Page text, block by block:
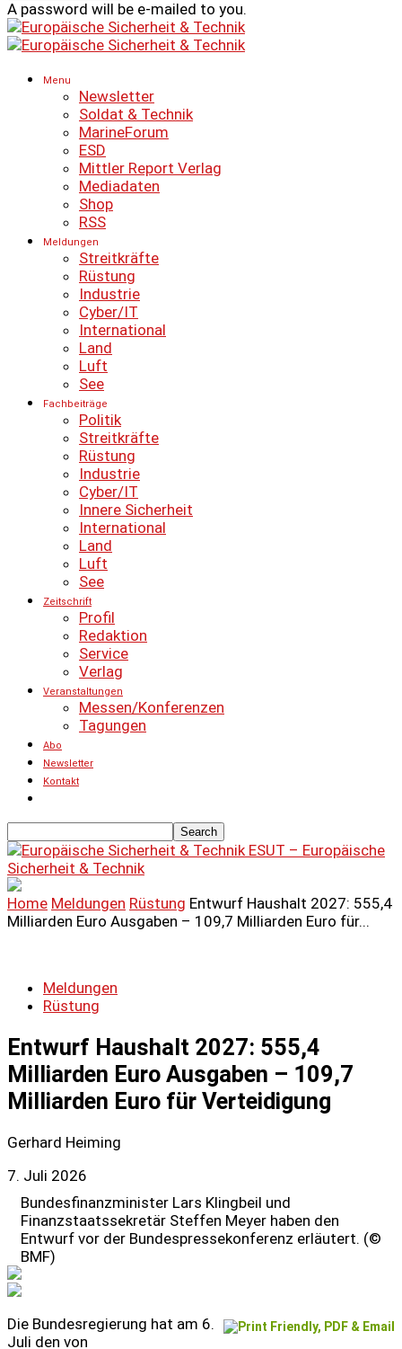
A password will be e-mailed to you.
Menu
Newsletter
Soldat & Technik
MarineForum
ESD
Mittler Report Verlag
Mediadaten
Shop
RSS
Meldungen
Streitkräfte
Rüstung
Industrie
Cyber/IT
International
Land
Luft
See
Fachbeiträge
Politik
Streitkräfte
Rüstung
Industrie
Cyber/IT
Innere Sicherheit
International
Land
Luft
See
Zeitschrift
Profil
Redaktion
Service
Verlag
Veranstaltungen
Messen/Konferenzen
Tagungen
Abo
Newsletter
Kontakt
ESUT – Europäische
Sicherheit & Technik
Home Meldungen Rüstung Entwurf Haushalt 2027: 555,4
Milliarden Euro Ausgaben – 109,7 Milliarden Euro für...
Meldungen
Rüstung
Entwurf Haushalt 2027: 555,4
Milliarden Euro Ausgaben – 109,7
Milliarden Euro für Verteidigung
Gerhard Heiming
7. Juli 2026
Bundesfinanzminister Lars Klingbeil und
Finanzstaatssekretär Steffen Meyer haben den
Entwurf vor der Bundespressekonferenz erläutert. (©
BMF)
Die Bundesregierung hat am 6.
Juli den von